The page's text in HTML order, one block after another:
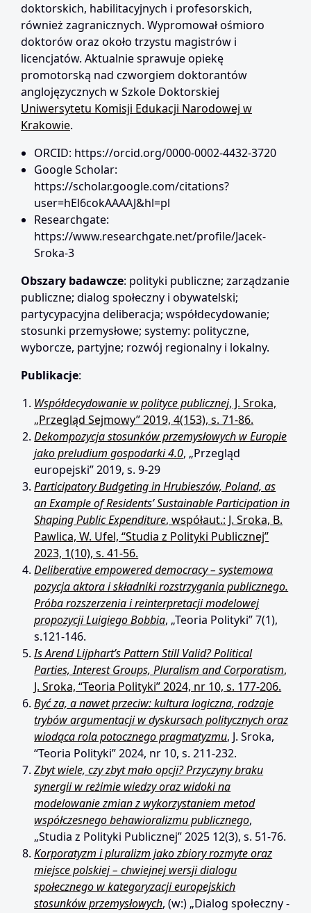
doktorskich, habilitacyjnych i profesorskich,
również zagranicznych. Wypromował ośmioro
doktorów oraz około trzystu magistrów i
licencjatów. Aktualnie sprawuje opiekę
promotorską nad czworgiem doktorantów
anglojęzycznych w Szkole Doktorskiej
Uniwersytetu Komisji Edukacji Narodowej w
Krakowie.
ORCID: https://orcid.org/0000-0002-4432-3720
Google Scholar:
https://scholar.google.com/citations?
user=hEl6cokAAAAJ&hl=pl
Researchgate:
https://www.researchgate.net/profile/Jacek-
Sroka-3
Obszary badawcze: polityki publiczne; zarządzanie
publiczne; dialog społeczny i obywatelski;
partycypacyjna deliberacja; współdecydowanie;
stosunki przemysłowe; systemy: polityczne,
wyborcze, partyjne; rozwój regionalny i lokalny.
Publikacje:
Współdecydowanie w polityce publicznej, J. Sroka,
„Przegląd Sejmowy” 2019, 4(153), s. 71-86.
Dekompozycja stosunków przemysłowych w Europie
jako preludium gospodarki 4.0, „Przegląd
europejski” 2019, s. 9-29
Participatory Budgeting in Hrubieszów, Poland, as
an Example of Residents’ Sustainable Participation in
Shaping Public Expenditure, współaut.: J. Sroka, B.
Pawlica, W. Ufel, “Studia z Polityki Publicznej”
2023, 1(10), s. 41-56.
Deliberative empowered democracy – systemowa
pozycja aktora i składniki rozstrzygania publicznego.
Próba rozszerzenia i reinterpretacji modelowej
propozycji Luigiego Bobbia, „Teoria Polityki” 7(1),
s.121-146.
Is Arend Lijphart’s Pattern Still Valid? Political
Parties, Interest Groups, Pluralism and Corporatism,
J. Sroka, “Teoria Polityki” 2024, nr 10, s. 177-206.
Być za, a nawet przeciw: kultura logiczna, rodzaje
trybów argumentacji w dyskursach politycznych oraz
wiodąca rola potocznego pragmatyzmu, J. Sroka,
“Teoria Polityki” 2024, nr 10, s. 211-232.
Zbyt wiele, czy zbyt mało opcji? Przyczyny braku
synergii w reżimie wiedzy oraz widoki na
modelowanie zmian z wykorzystaniem metod
współczesnego behawioralizmu publicznego,
„Studia z Polityki Publicznej” 2025 12(3), s. 51-76.
Korporatyzm i pluralizm jako zbiory rozmyte oraz
miejsce polskiej – chwiejnej wersji dialogu
społecznego w kategoryzacji europejskich
stosunków przemysłowych, (w:) „Dialog społeczny -